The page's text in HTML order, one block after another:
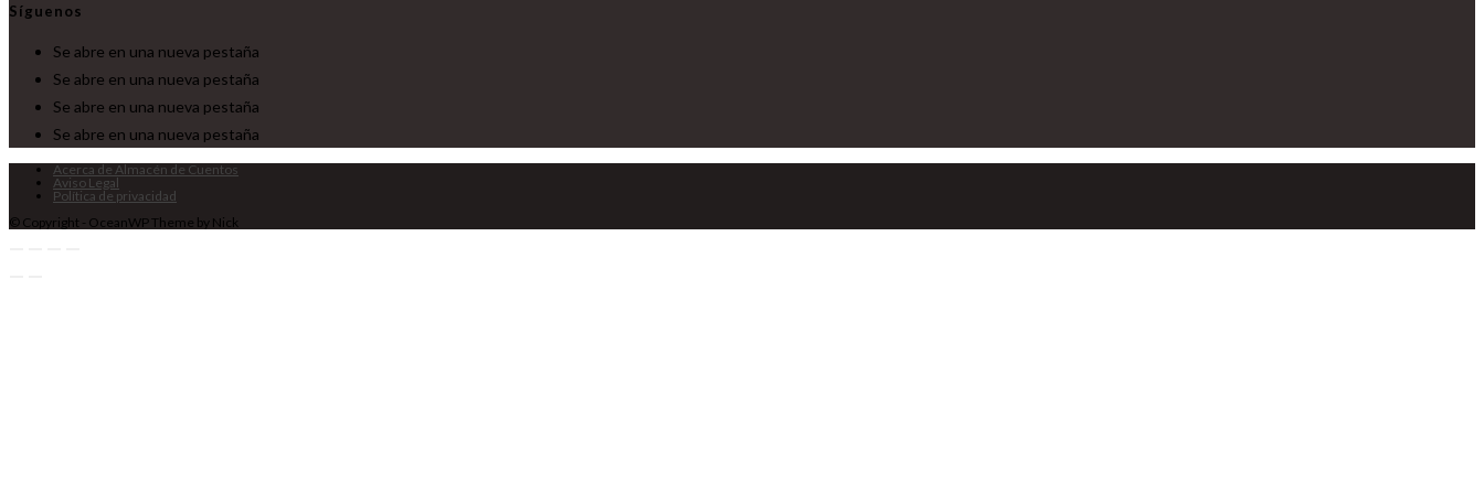
Síguenos
Se abre en una nueva pestaña
Se abre en una nueva pestaña
Se abre en una nueva pestaña
Se abre en una nueva pestaña
Acerca de Almacén de Cuentos
Aviso Legal
Política de privacidad
© Copyright - OceanWP Theme by Nick